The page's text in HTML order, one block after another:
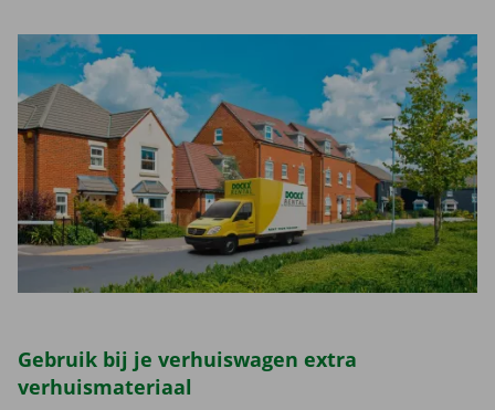
Gebruik bij je verhuiswagen extra
verhuismateriaal